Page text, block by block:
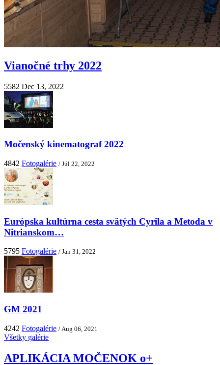
Vianočné trhy 2022
5582 Dec 13, 2022
Močenský kinematograf 2022
4842 Fotogalérie / Júl 22, 2022
Európska kultúrna cesta svätých Cyrila a Metoda v
Nitrianskom…
5795 Fotogalérie / Jan 31, 2022
GM 2021
4242 Fotogalérie / Aug 06, 2021
Všetky galérie
APLIKÁCIA MOČENOK o+